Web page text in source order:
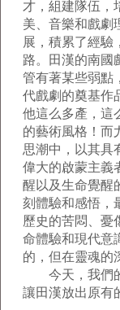
才，組建隊伍，
美、音樂和戲劇
展，積累了經驗
路。田漢的南國
管有著某些弱點
代戲劇的奠基作
他這么多產，這
的藝術風格！而
思潮中，以其具
偉大的啟蒙主義
醒以及生命覺醒
刻體驗和感悟，
歷史的苦悶、憂
命體驗和現代意
的，但在靈魂的
今天，我們的
讓田漢放出原有